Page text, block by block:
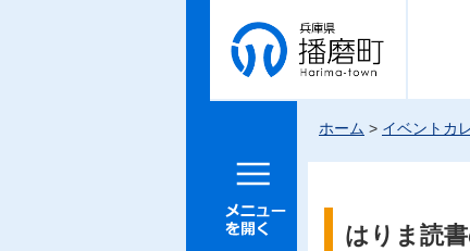
兵庫県 播
磨町
メニュー
ホーム > イベントカ
はりま読